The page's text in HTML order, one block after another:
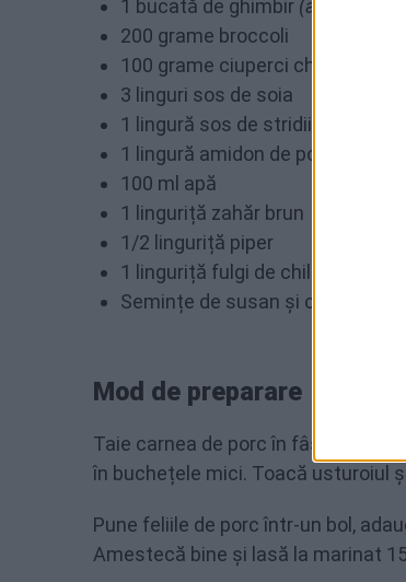
1 bucată de ghimbir (aprox. 2 cm)
200 grame broccoli
100 grame ciuperci champignon
3 linguri sos de soia
1 lingură sos de stridii
1 lingură amidon de porumb
100 ml apă
1 linguriță zahăr brun
1/2 linguriță piper
1 linguriță fulgi de chilli
Semințe de susan și ceapă
Mod de preparare
Taie carnea de porc în fâșii subțiri.
în buchețele mici. Toacă usturoiul
Pune feliile de porc într-un bol,
Amestecă bine și lasă la marinat